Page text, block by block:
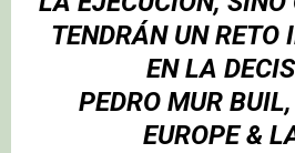
TENDRÁN UN RETO
EN LA
PEDRO MUR
EUROPE &